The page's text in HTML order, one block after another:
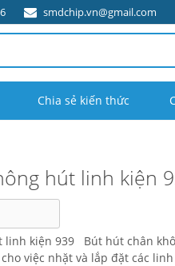
smdchip.vn@gmail.com
Chia sẻ kiến thức
hút linh kiện
linh kiện 939 Bút hút chân
việc nhặt và lắp đặt các linh